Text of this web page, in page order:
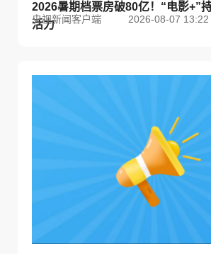
2026暑期档票房破80亿！“电影+”
活力
央视新闻客户端 2026-08-07 13:22